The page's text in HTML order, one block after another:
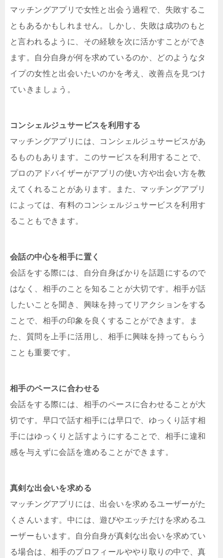
マッチングアプリで女性と出会う過程で、失敗するこ
ともあるかもしれません。しかし、失敗は成功のもと
と言われるように、その経験を次に活かすことができ
ます。自分自身が何を求めているのか、どのようなタ
イプの女性と出会いたいのかを考え、改善点を見つけ
ていきましょう。
コンシェルジュサービスを利用する
マッチングアプリには、コンシェルジュサービスがあ
るものもあります。このサービスを利用することで、
プロのアドバイザーがアプリの使い方や出会い方を教
えてくれることがあります。また、マッチングアプリ
によっては、有料のコンシェルジュサービスを利用す
ることもできます。
会話の中心を相手に置く
会話をする際には、自分自身ばかりを話題にするので
はなく、相手のことを知ることが大切です。相手が話
したいことを聞き、興味を持ってリアクションをする
ことで、相手の印象を良くすることができます。ま
た、質問を上手に活用し、相手に興味を持ってもらう
ことも重要です。
相手のペースに合わせる
会話をする際には、相手のペースに合わせることが大
切です。早口で話す相手には早口で、ゆっくり話す相
手にはゆっくりと話すようにすることで、相手に違和
感を与えずに会話を進めることができます。
真剣な出会いを求める
マッチングアプリには、出会いを求めるユーザーがた
くさんいます。中には、遊びやエッチだけを求めるユ
ーザーもいます。自分自身が真剣な出会いを求めてい
る場合は、相手のプロフィールややり取りの中で、真